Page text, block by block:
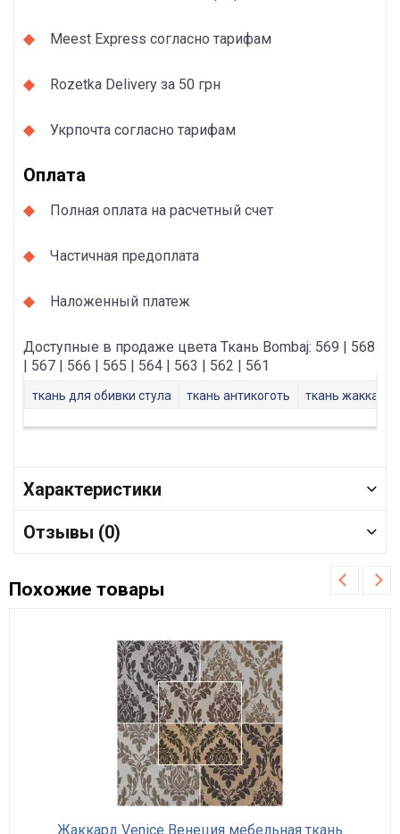
Meest Express согласно тарифам
Rozetka Delivery за 50 грн
Укрпочта согласно тарифам
Оплата
Полная оплата на расчетный счет
Частичная предоплата
Наложенный платеж
Доступные в продаже цвета Ткань Bombaj: 569 | 568
| 567 | 566 | 565 | 564 | 563 | 562 | 561
ткань для обивки стула ткань антикоготь ткань жаккард
Характеристики
Отзывы (0)
Похожие товары
Жаккард Venice Венеция мебельная ткань